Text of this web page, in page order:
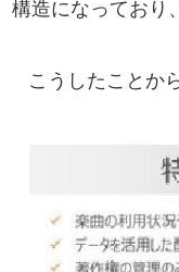
構造になっており
こうしたことか